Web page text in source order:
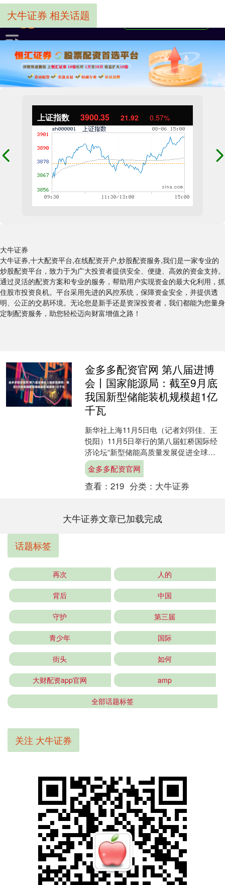
上证指数 3900.35 21.92 0.57%
大牛证券
大牛证券,十大配资平台,在线配资开户,炒股配资服务,我们是一家专业的
炒股配资平台，致力于为广大投资者提供安全、便捷、高效的资金支持。
通过灵活的配资方案和专业的服务，帮助用户实现资金的最大化利用，抓
住股市投资良机。平台采用先进的风控系统，保障资金安全，并提供透
明、公正的交易环境。无论您是新手还是资深投资者，我们都能为您量身
定制配资服务，助您轻松迈向财富增值之路！
大牛证券 相关话题
金多多配资官网 第八届进博
会丨国家能源局：截至9月底
我国新型储能装机规模超1亿
千瓦
新华社上海11月5日电（记者刘羽佳、王
悦阳）11月5日举行的第八届虹桥国际经
济论坛“新型储能高质量发展促进全球能
源转型”分论坛上，国家能源局能源节约
和科技装备司....
金多多配资官网
查看： 219 分类： 大牛证券
大牛证券文章已加载完成
话题标签
再次 人的
背后 中国
守护 第三届
青少年 国际
街头 如何
大财配资app官网 amp
全部话题标签
关注 大牛证券